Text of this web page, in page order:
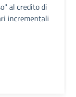
al credito di
incrementali